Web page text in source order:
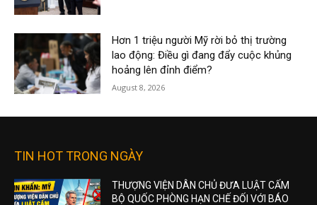
Hơn 1 triệu người Mỹ rời bỏ thị trường
lao động: Điều gì đang đẩy cuộc khủng
hoảng lên đỉnh điểm?
August 8, 2026
TIN HOT TRONG NGÀY
THƯỢNG VIỆN DÂN CHỦ ĐƯA LUẬT CẤM
BỘ QUỐC PHÒNG HẠN CHẾ ĐỐI VỚI BÁO